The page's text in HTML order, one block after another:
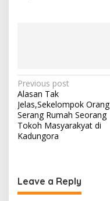
Post
navigation
Previous post
Alasan Tak
Jelas,Sekelompok Orang
Serang Rumah Seorang
Tokoh Masyarakyat di
Kadungora
Leave a Reply